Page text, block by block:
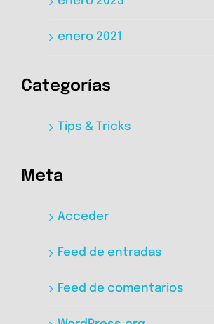
enero 2021
Categorías
Tips & Tricks
Meta
Acceder
Feed de entradas
Feed de comentarios